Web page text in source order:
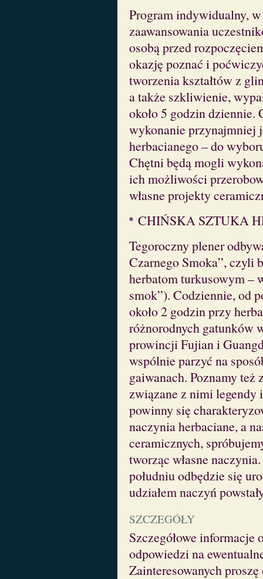
Program indywidualny,
zaawansowania
osobą przed
okazję poznać i
tworzenia kształtów z
a także szkliwienie,
około 5 godzin
wykonanie przynajmniej
herbacianego – do
Chętni będą mogli
ich możliwości
własne projekty
CHIŃSKA SZTUKA
Tegoroczny plener
Czarnego Smoka”, czyli
herbatom turkusowym –
smok”). Codziennie, od
około 2 godzin przy
różnorodnych gatunków
prowincji Fujian i
wspólnie parzyć na
gaiwanach. Poznamy
związane z nimi
powinny się
naczynia herbaciane, a
ceramicznych,
tworząc własne
południu odbędzie się
udziałem naczyń
SZCZEGÓŁY
Szczegółowe informacje
odpowiedzi na
Zainteresowanych